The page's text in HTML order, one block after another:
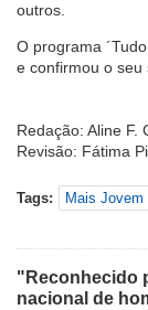
outros.
O programa
e confirmou o seu
Redação: Aline F.
Revisão: Fátima
Tags: Mais Jovem
"Reconhecido
nacional de